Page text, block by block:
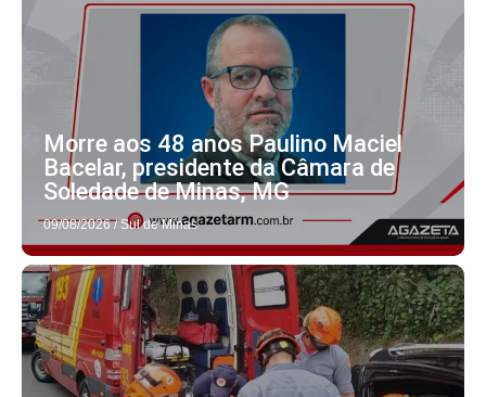
Morre aos 48 anos Paulino Maciel
Bacelar, presidente da Câmara de
Soledade de Minas, MG
09/08/2026 / Sul de Minas